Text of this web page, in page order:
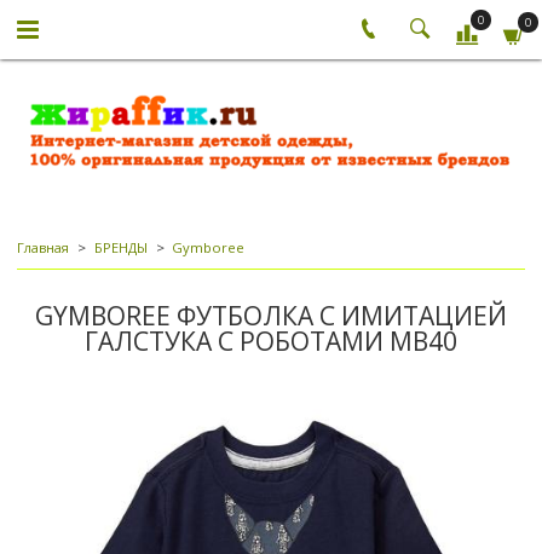
0 0
Главная БРЕНДЫ Gymboree
GYMBOREE ФУТБОЛКА С ИМИТАЦИЕЙ
ГАЛСТУКА С РОБОТАМИ МВ40